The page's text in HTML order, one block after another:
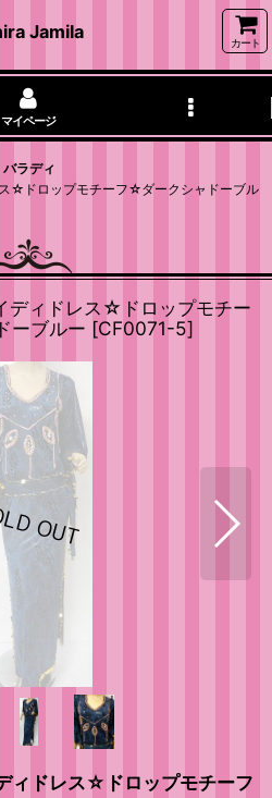
Jamila
カート
マイページ
ラディ
☆ドロップモチーフ☆ダークシャドーブル
ディドレス☆ドロップモチー
ーブルー [CF0071-5]
ィドレス☆ドロップモチーフ